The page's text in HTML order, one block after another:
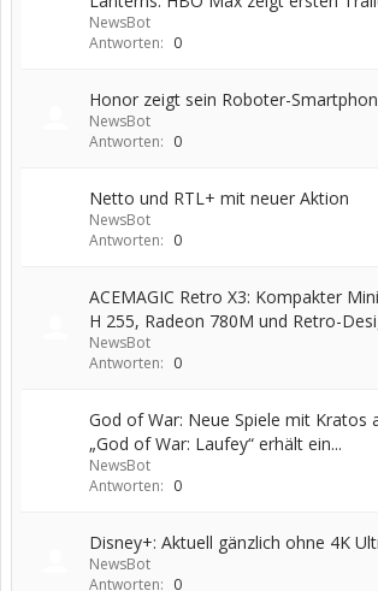
NewsBot
Antworten: 0
Honor zeigt sein Roboter-
NewsBot
Antworten: 0
Netto und RTL+ mit neuer Aktion
NewsBot
Antworten: 0
ACEMAGIC Retro X3: Kompakter
H 255, Radeon 780M und Retro-
NewsBot
Antworten: 0
God of War: Neue Spiele mit Kratos
„God of War: Laufey“ erhält ein...
NewsBot
Antworten: 0
Disney+: Aktuell gänzlich ohne 4K
NewsBot
Antworten: 0